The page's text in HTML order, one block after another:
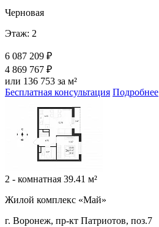
Черновая
Этаж: 2
6 087 209 ₽
4 869 767 ₽
или 136 753 за м²
Бесплатная консультация Подробнее
2 - комнатная 39.41 м²
Жилой комплекс «Май»
г. Воронеж, пр-кт Патриотов, поз.7